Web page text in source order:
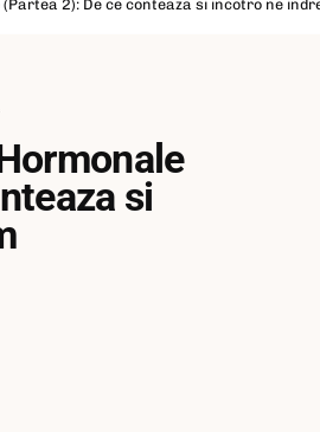
2): De ce conteaza si incotro ne
si